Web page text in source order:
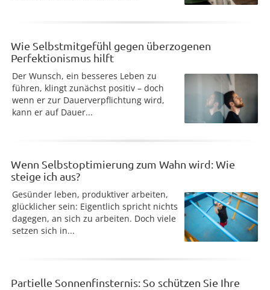
Wie Selbstmitgefühl gegen überzogenen
Perfektionismus hilft
Der Wunsch, ein besseres Leben zu
führen, klingt zunächst positiv – doch
wenn er zur Dauerverpflichtung wird,
kann er auf Dauer...
Wenn Selbstoptimierung zum Wahn wird: Wie
steige ich aus?
Gesünder leben, produktiver arbeiten,
glücklicher sein: Eigentlich spricht nichts
dagegen, an sich zu arbeiten. Doch viele
setzen sich in...
Partielle Sonnenfinsternis: So schützen Sie Ihre